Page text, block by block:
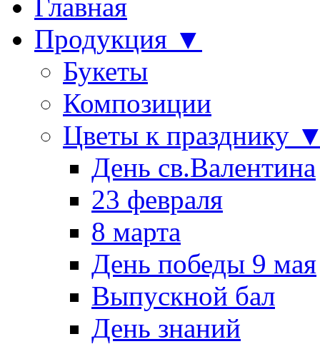
Главная
Продукция ▼
Букеты
Композиции
Цветы к празднику
День св.Валентина
23 февраля
8 марта
День победы 9 мая
Выпускной бал
День знаний